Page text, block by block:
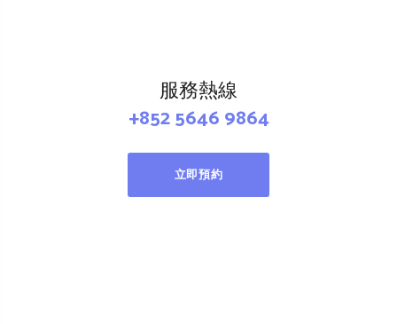
服務熱線
+852 5646 9864
立即預約